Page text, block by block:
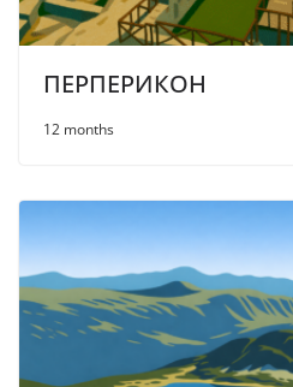
ПЕРПЕРИКОН
12 months